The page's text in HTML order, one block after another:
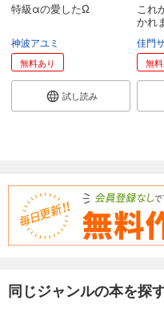
特級αの愛したΩ
神波アユミ
無料あり
試し読み
これ
かれ
佳門
無
同じジャンルの本を探